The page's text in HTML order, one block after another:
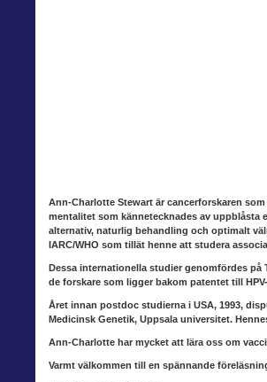
Ann-Charlotte Stewart är cancerforskaren
mentalitet som kännetecknades av uppblåsta
alternativ, naturlig behandling och optimalt
IARC/WHO som tillät henne att studera
Dessa internationella studier genomfördes på
de forskare som ligger bakom patentet till
Året innan postdoc studierna i USA, 1993,
Medicinsk Genetik, Uppsala universitet.
Ann-Charlotte har mycket att lära oss om
Varmt välkommen till en spännande